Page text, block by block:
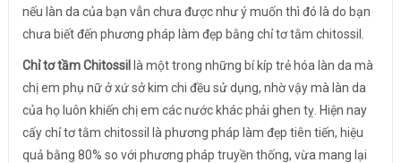
nếu làn da của bạn vẫn chưa được như ý muốn thì đó là do bạn
chưa biết đến phương pháp làm đẹp bằng chỉ tơ tằm chitossil.
Chỉ tơ tầm Chitossil là một trong những bí kíp trẻ hóa làn da mà
chị em phụ nữ ở xứ sở kim chi đều sử dụng, nhờ vậy mà làn da
của họ luôn khiến chị em các nước khác phải ghen tỵ. Hiện nay
cấy chỉ tơ tằm chitossil là phương pháp làm đẹp tiên tiến, hiệu
quả bằng 80% so với phương pháp truyền thống, vừa mang lại